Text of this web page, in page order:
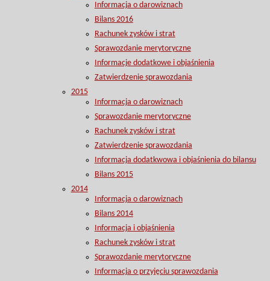
Informacja o darowiznach
Bilans 2016
Rachunek zysków i strat
Sprawozdanie merytoryczne
Informacje dodatkowe i objaśnienia
Zatwierdzenie sprawozdania
2015
Informacja o darowiznach
Sprawozdanie merytoryczne
Rachunek zysków i strat
Zatwierdzenie sprawozdania
Informacja dodatkwowa i objaśnienia do bilansu
Bilans 2015
2014
Informacja o darowiznach
Bilans 2014
Informacja i objaśnienia
Rachunek zysków i strat
Sprawozdanie merytoryczne
Informacja o przyjęciu sprawozdania